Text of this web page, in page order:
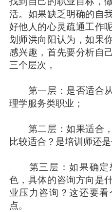
活。如果缺乏明确的自
好他人的心灵疏通工作
划师洪向阳认为，如果
感兴趣，首先要分析自
三个层次，
第一层：是否适合从
理学服务类职业；
第二层：如果适合，
比较适合？是培训师还
第三层：如果确定
色，具体的咨询方向是
业压力咨询？这还要
点。